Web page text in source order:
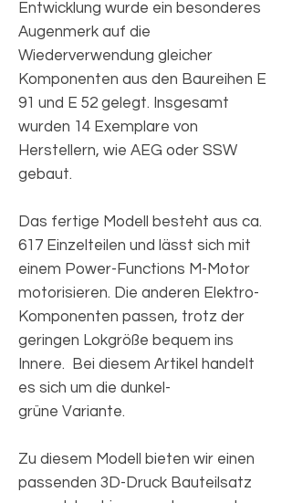
Entwicklung wurde ein besonderes
Augenmerk auf die
Wiederverwendung gleicher
Komponenten aus den Baureihen E
91 und E 52 gelegt. Insgesamt
wurden 14 Exemplare von
Herstellern, wie AEG oder SSW
gebaut.
Das fertige Modell besteht aus ca.
617 Einzelteilen und lässt sich mit
einem Power-Functions M-Motor
motorisieren. Die anderen Elektro-
Komponenten passen, trotz der
geringen Lokgröße bequem ins
Innere. Bei diesem Artikel handelt
es sich um die dunkel-
grüne Variante.
Zu diesem Modell bieten wir einen
passenden 3D-Druck Bauteilsatz